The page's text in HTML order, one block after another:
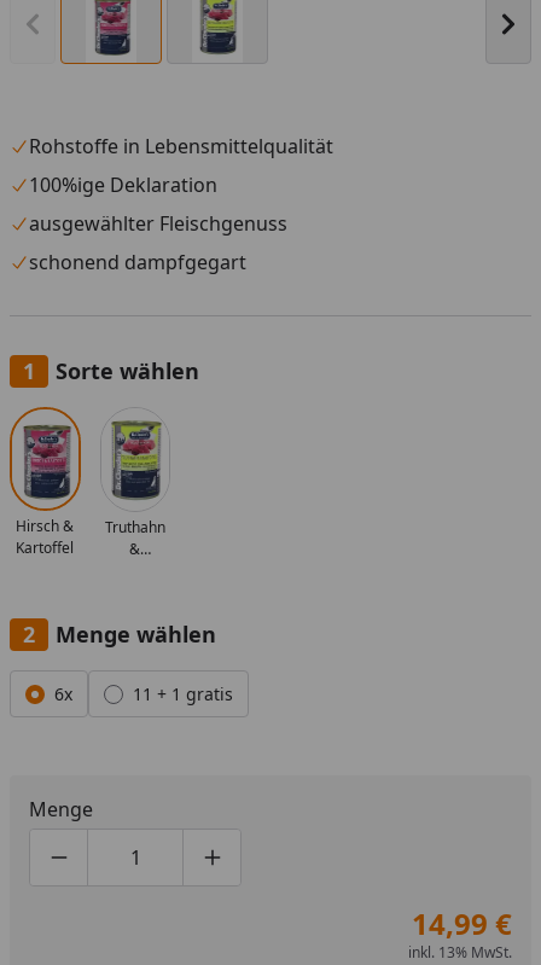
Vorheriges Bild anzeigen
Rohstoffe in Lebensmittelqualität
100%ige Deklaration
ausgewählter Fleischgenuss
schonend dampfgegart
Sorte wählen
Alle anzeigen (2)
Hirsch &
Kartoffel
Truthahn
&
Menge wählen
Alle anzeigen (2)
6x 11 + 1 gratis
Menge
Produktmenge um eins verringern
Produktmenge manuell eingeben
Produktmenge um eins erhöhen
14,99 €
inkl. 13% MwSt.